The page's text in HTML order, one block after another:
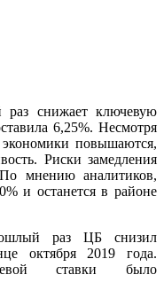
снижает ключевую
6,25%. Несмотря
повышаются,
Риски замедления
мнению аналитиков,
и останется в районе
раз ЦБ снизил
октября 2019 года.
ставки было